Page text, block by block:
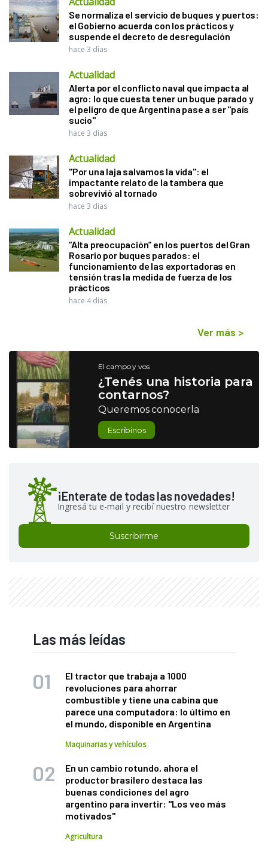
Se normaliza el servicio de buques y puertos:
el Gobierno acuerda con los prácticos y
suspende el decreto de desregulación
hace 3 días
Actualidad
Alerta por el conflicto naval que impacta al
agro: lo que cuesta tener un buque parado y
el peligro de que Argentina pase a ser "país
sucio"
hace 3 días
Actualidad
"Por una laja salvamos la vida": el
impactante relato de la tambera que
sobrevivió al tornado
hace 3 días
Actualidad
“Alta preocupación” en los puertos del Gran
Rosario por buques parados: el
funcionamiento de las exportadoras en
tensión tras la medida de fuerza de los
prácticos
hace 4 días
Ver más >
El campo y vos
¿Tenés una historia para
contarnos?
Queremos conocerla
Escribinos
¡Enterate de todas las novedades!
Ingresá tu e-mail y recibí nuestro newsletter
Suscribirme
Las más leídas
El tractor que trabaja a 1000
revoluciones para ahorrar
combustible y tiene una cabina que
parece una computadora: lo último en
el mundo, disponible en Argentina
Maquinarias y vehículos
En un cambio rotundo, ahora el
productor brasilero destaca las
buenas condiciones del agro
argentino para invertir: "Los veo más
motivados"
Agricultura